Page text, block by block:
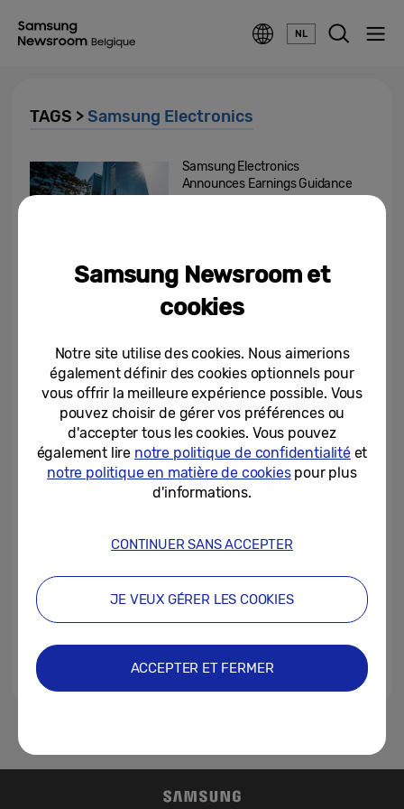
NL
TAGS > Samsung Electronics
Samsung Electronics
Announces Earnings Guidance
Samsung Electronics
Results
Samsung Electronics
Announces Earnings Guidance
for First Quarter 2023
12-04-2023
Samsung Electronics
Announces Second Quarter
28-07-2022
Samsung Electronics
Announces Earnings Guidance
for First Quarter 2022
07-04-2022
Samsung Newsroom et
cookies
Notre site utilise des cookies. Nous aimerions
également définir des cookies optionnels pour
vous offrir la meilleure expérience possible. Vous
pouvez choisir de gérer vos préférences ou
d'accepter tous les cookies. Vous pouvez
également lire notre politique de confidentialitéet
notre politique en matière de cookiespour plus
d'informations.
CONTINUER SANS ACCEPTER
JE VEUX GÉRER LES COOKIES
ACCEPTER ET FERMER